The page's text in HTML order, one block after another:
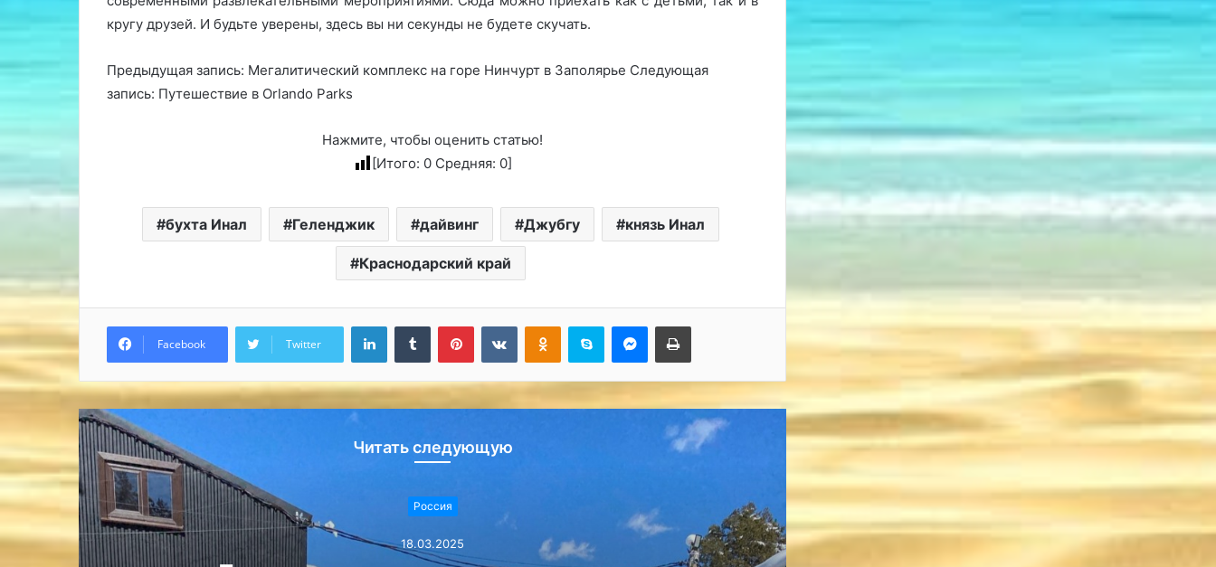
кругу друзей. И будьте уверены, здесь вы ни секунды не будете скучать.
Предыдущая запись: Мегалитический комплекс на горе Нинчурт в Заполярье Следующая
запись: Путешествие в Orlando Parks
Нажмите, чтобы оценить статью!
[Итого: 0Средняя: 0]
бухта Инал Геленджик дайвинг Джубгу князь Инал
Краснодарский край
Facebook Twitter
LinkedInTumblr PinterestВконтактеОдноклассники
Skype MessengerПечатать
Читать следующую
18.03.2025 14.03.2025